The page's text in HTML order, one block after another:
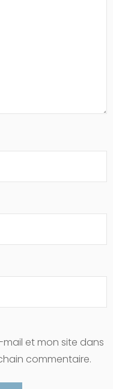
et mon site dans
commentaire.